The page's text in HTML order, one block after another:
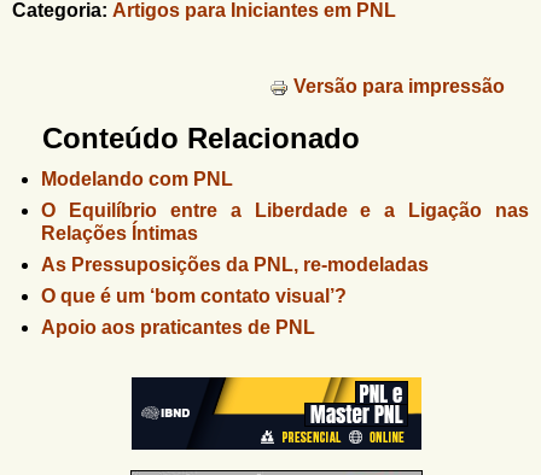
Categoria: Artigos para Iniciantes em PNL
Versão para impressão
Conteúdo Relacionado
Modelando com PNL
O Equilíbrio entre a Liberdade e a Ligação nas
Relações Íntimas
As Pressuposições da PNL, re-modeladas
O que é um ‘bom contato visual’?
Apoio aos praticantes de PNL